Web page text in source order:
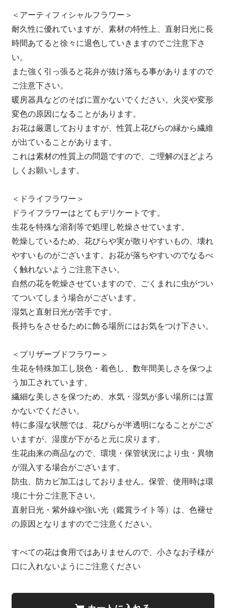
＜アーティフィシャルフラワー＞
耐久性に優れていますが、素材の特性上、直射日光に長
時間あてると徐々に退色していきますのでご注意下さ
い。
また強く引っ張ると花弁が抜け落ちる事がありますので
ご注意下さい。
暖房器具などのそばに置かないでください。火災や変形
変色の原因になることがあります。
お花は厳選しておりますが、性質上花びらの縁から繊維
が出ていることがあります。
これは素材の性質上の問題ですので、ご理解のほどよろ
しくお願いします。
＜ドライフラワー＞
ドライフラワーはとてもデリケートです。
生花を特殊な溶剤等で処理し乾燥させています。
乾燥しているため、花びらや実が散りやすいもの、壊れ
やすいものがございます。お花が落ちやすいのでなるべ
く触れないようご注意下さい。
自然の花を乾燥させていますので、ごくまれに虫がつい
てついてしまう場合がございます。
湿気と直射日光が苦手です。
長持ちをさせるために飾る場所にはお気をつけ下さい。
＜プリザーブドフラワー＞
生花を特殊加工し脱色・着色し、数年間美しさを保つよ
う加工されています。
繊細な美しさを保つため、水気・湿気が多い場所には置
かないでください。
特に多湿な状態では、花びらが半透明になることがござ
いますが、湿度が下がると元に戻ります。
生花由来の商品なので、環境・保管状況により虫・異物
が混入する場合がございます。
防虫、防カビ加工はしておりません。保管、使用時は環
境に十分ご注意下さい。
直射日光・紫外線や強い光（鑑賞ライト等）は、色褪せ
の原因となりますのでご注意ください。
すべての花は食用ではありませんので、小さなお子様が
口に入れないようにご注意ください